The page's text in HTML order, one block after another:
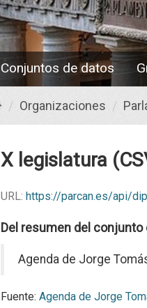
Conjuntos de datos
Organizaciones
X legislatura
URL: https://parcan.es/api/
Del resumen del conjunto
Agenda de Jorge
Fuente: Agenda de Jorge